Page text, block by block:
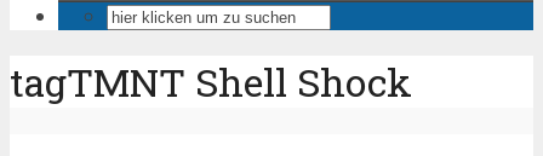
tagTMNT Shell Shock